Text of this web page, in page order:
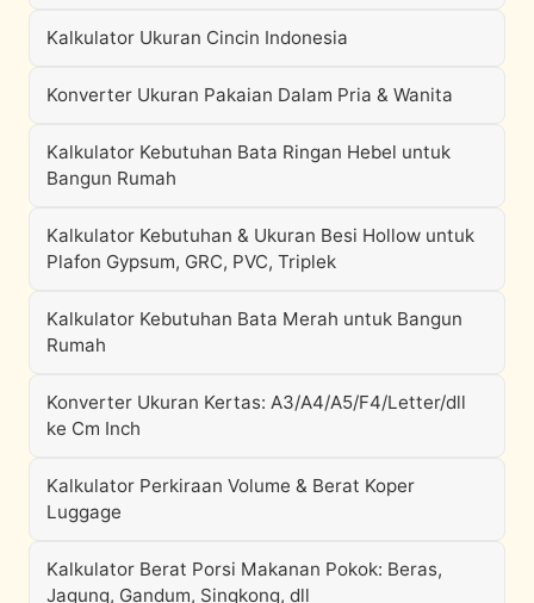
Kalkulator Ukuran Cincin Indonesia
Konverter Ukuran Pakaian Dalam Pria & Wanita
Kalkulator Kebutuhan Bata Ringan Hebel untuk
Bangun Rumah
Kalkulator Kebutuhan & Ukuran Besi Hollow untuk
Plafon Gypsum, GRC, PVC, Triplek
Kalkulator Kebutuhan Bata Merah untuk Bangun
Rumah
Konverter Ukuran Kertas: A3/A4/A5/F4/Letter/dll
ke Cm Inch
Kalkulator Perkiraan Volume & Berat Koper
Luggage
Kalkulator Berat Porsi Makanan Pokok: Beras,
Jagung, Gandum, Singkong, dll